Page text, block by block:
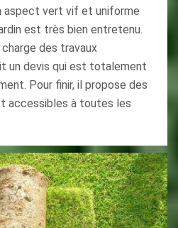
aspect vert vif et uniforme
est très bien entretenu.
des travaux
un devis qui est totalement
Pour finir, il propose des
accessibles à toutes les